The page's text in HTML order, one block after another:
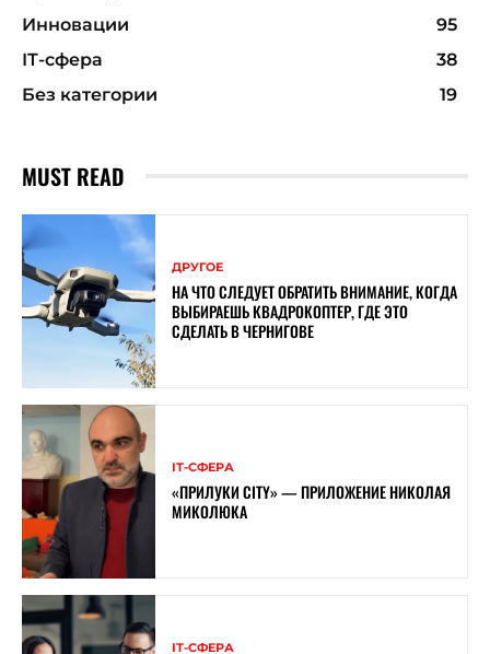
Инновации
95
ІТ-сфера
38
Без категории
19
MUST READ
ДРУГОЕ
НА ЧТО СЛЕДУЕТ ОБРАТИТЬ ВНИМАНИЕ, КОГДА
ВЫБИРАЕШЬ КВАДРОКОПТЕР, ГДЕ ЭТО
СДЕЛАТЬ В ЧЕРНИГОВЕ
ІТ-СФЕРА
«ПРИЛУКИ CITY» — ПРИЛОЖЕНИЕ НИКОЛАЯ
МИКОЛЮКА
ІТ-СФЕРА